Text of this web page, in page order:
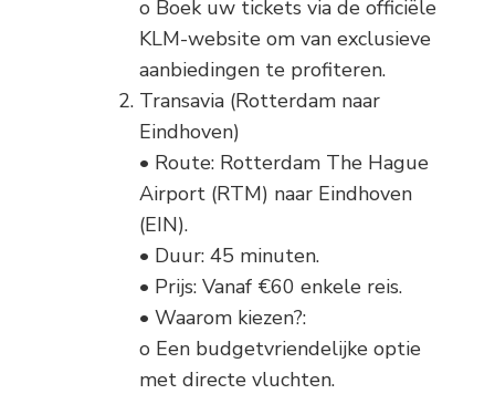
o Boek uw tickets via de officiële
KLM-website om van exclusieve
aanbiedingen te profiteren.
Transavia (Rotterdam naar
Eindhoven)
• Route: Rotterdam The Hague
Airport (RTM) naar Eindhoven
(EIN).
• Duur: 45 minuten.
• Prijs: Vanaf €60 enkele reis.
• Waarom kiezen?:
o Een budgetvriendelijke optie
met directe vluchten.